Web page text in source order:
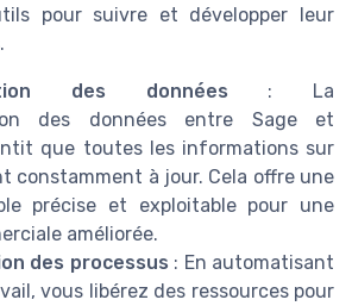
pour suivre et développer leur
des données : La
des données entre Sage et
que toutes les informations sur
constamment à jour. Cela offre une
précise et exploitable pour une
améliorée.
des processus : En automatisant
vous libérez des ressources pour